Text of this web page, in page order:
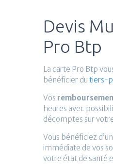
Devis
Pro Btp
La carte Pro Btp
bénéficier du tiers-
Vos
heures avec
décomptes sur
Vous bénéficiez
immédiate de vos
votre état de santé